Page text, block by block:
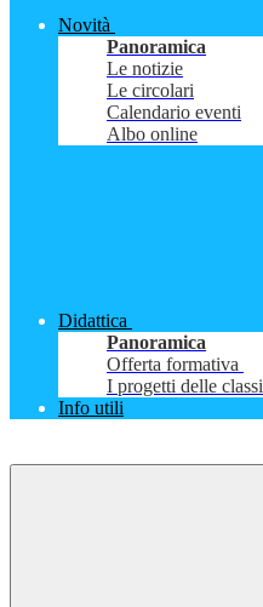
Novità
Panoramica
Le notizie
Le circolari
Calendario eventi
Albo online
Didattica
Panoramica
Offerta formativa
I progetti delle classi
Info utili